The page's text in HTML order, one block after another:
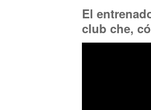
El
club che,